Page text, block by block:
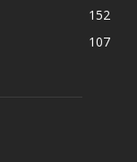
152
107